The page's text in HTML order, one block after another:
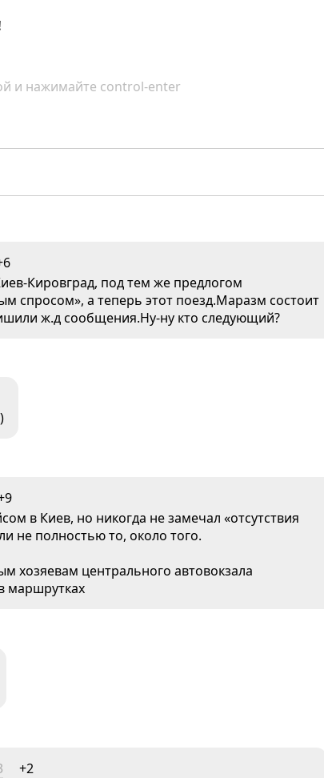
и нажимайте control-enter
Кировград, под тем же предлогом
спросом», а теперь этот поезд.Маразм состоит
ж.д сообщения.Ну-ну кто следующий?
в Киев, но никогда не замечал «отсутствия
не полностью то, около того.
хозяевам центрального автовокзала
маршрутках
+2